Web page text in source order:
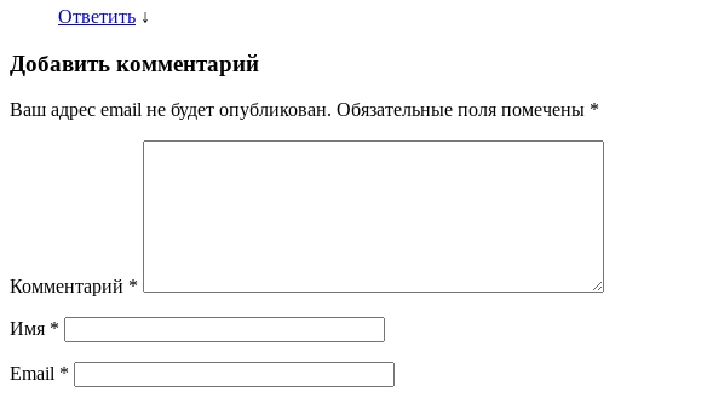
Ответить ↓
Добавить комментарий
Ваш адрес email не будет опубликован. Обязательные поля помечены *
Комментарий *
Имя *
Email *